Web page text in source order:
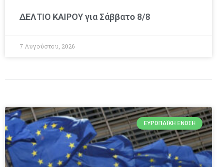
ΔΕΛΤΙΟ ΚΑΙΡΟΥ για Σάββατο 8/8
7 Αυγούστου, 2026
ΕΥΡΩΠΑΪΚΉ ΈΝΩΣΗ